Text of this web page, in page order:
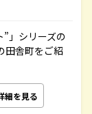
」シリーズの
田舎町をご紹
細を見る